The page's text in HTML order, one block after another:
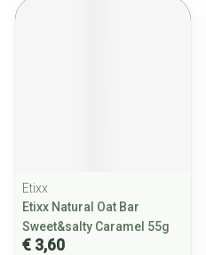
Etixx
Etixx Natural Oat Bar
Sweet&salty Caramel 55g
€ 3,60